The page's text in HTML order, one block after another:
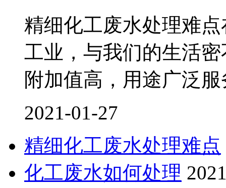
精细化工废水处理难
工业，与我们的生活
附加值高，用途广泛
2021-01-27
精细化工废水处理难点
化工废水如何处理